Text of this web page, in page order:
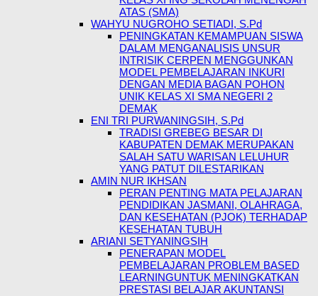
ATAS (SMA)
WAHYU NUGROHO SETIADI, S.Pd
PENINGKATAN KEMAMPUAN SISWA
DALAM MENGANALISIS UNSUR
INTRISIK CERPEN MENGGUNKAN
MODEL PEMBELAJARAN INKURI
DENGAN MEDIA BAGAN POHON
UNIK KELAS XI SMA NEGERI 2
DEMAK
ENI TRI PURWANINGSIH, S.Pd
TRADISI GREBEG BESAR DI
KABUPATEN DEMAK MERUPAKAN
SALAH SATU WARISAN LELUHUR
YANG PATUT DILESTARIKAN
AMIN NUR IKHSAN
PERAN PENTING MATA PELAJARAN
PENDIDIKAN JASMANI, OLAHRAGA,
DAN KESEHATAN (PJOK) TERHADAP
KESEHATAN TUBUH
ARIANI SETYANINGSIH
PENERAPAN MODEL
PEMBELAJARAN PROBLEM BASED
LEARNINGUNTUK MENINGKATKAN
PRESTASI BELAJAR AKUNTANSI